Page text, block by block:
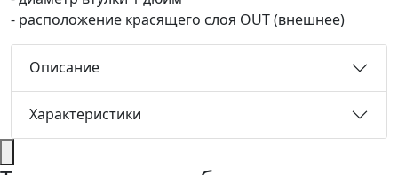
- расположение красящего слоя OUT (внешнее)
Описание
Характеристики